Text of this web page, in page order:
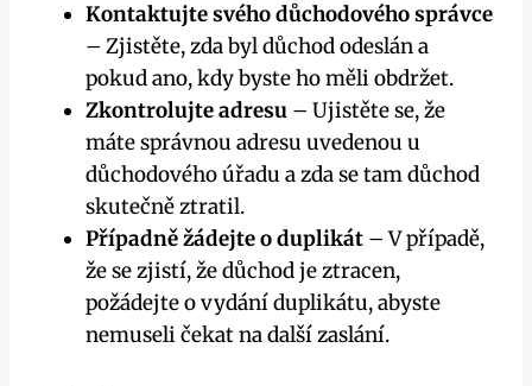
Kontaktujte svého důchodového správce
– Zjistěte,‌ zda ⁢byl důchod odeslán a
pokud ano, kdy‌ byste ho měli obdržet.
Zkontrolujte adresu – Ujistěte se, že
máte správnou ⁢adresu uvedenou ⁤u
důchodového úřadu a zda se tam důchod
skutečně ztratil.
Případně žádejte o duplikát – V ⁤případě,
že se zjistí, že důchod je ztracen,
požádejte o vydání duplikátu, abyste
nemuseli​ čekat na další zaslání.